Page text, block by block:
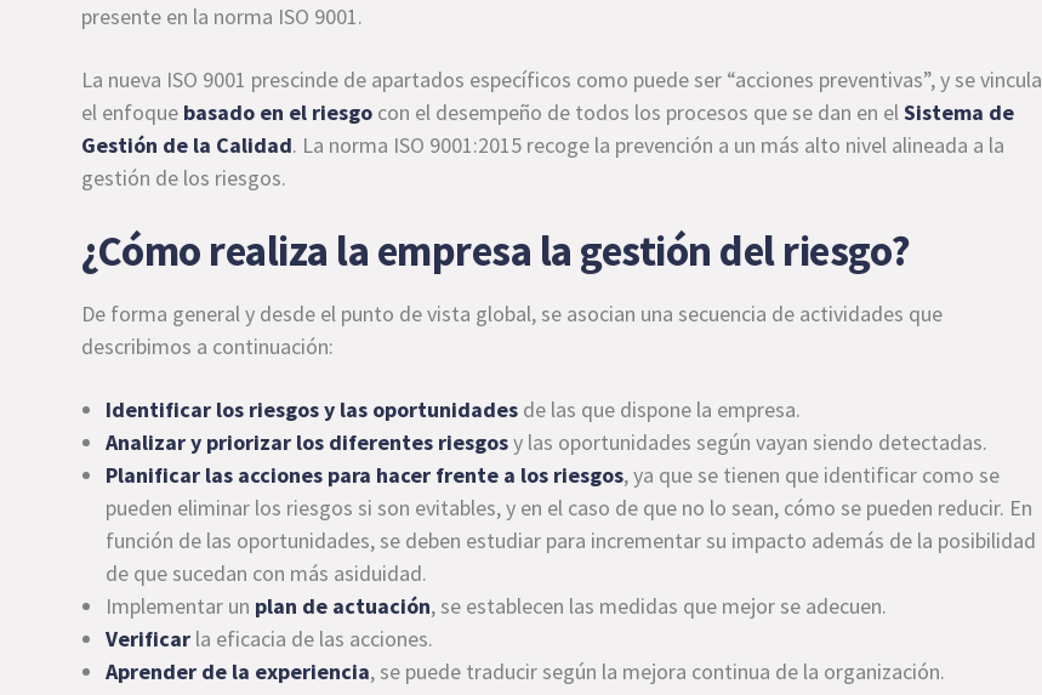
presente en la norma ISO 9001.
La nueva ISO 9001 prescinde de apartados específicos como puede ser “acciones preventivas”, y se vincula
el enfoque basado en el riesgo con el desempeño de todos los procesos que se dan en elSistema de
Gestión de la Calidad. La norma ISO 9001:2015 recoge la prevención a un más alto nivel alineada a la
gestión de los riesgos.
¿Cómo realiza la empresa la gestión del riesgo?
De forma general y desde el punto de vista global, se asocian una secuencia de actividades que
describimos a continuación:
Identificar los riesgos y las oportunidades de las que dispone la empresa.
Analizar y priorizar los diferentes riesgosy las oportunidades según vayan siendo detectadas.
Planificar las acciones para hacer frente a los riesgos, ya que se tienen que identificar como se
pueden eliminar los riesgos si son evitables, y en el caso de que no lo sean, cómo se pueden reducir. En
función de las oportunidades, se deben estudiar para incrementar su impacto además de la posibilidad
de que sucedan con más asiduidad.
Implementar un plan de actuación, se establecen las medidas que mejor se adecuen.
Verificar la eficacia de las acciones.
Aprender de la experiencia, se puede traducir según la mejora continua de la organización.